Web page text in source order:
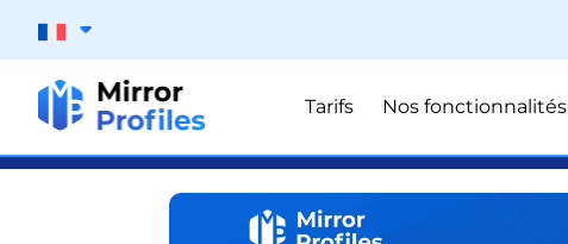
Tarifs Nos fonctionnalités